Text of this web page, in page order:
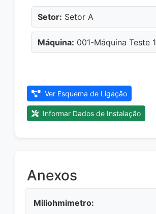
Setor: Setor A
Máquina: 001-Máquina Teste 1
Ver Esquema de Ligação
Informar Dados de Instalação
Anexos
Miliohmimetro: